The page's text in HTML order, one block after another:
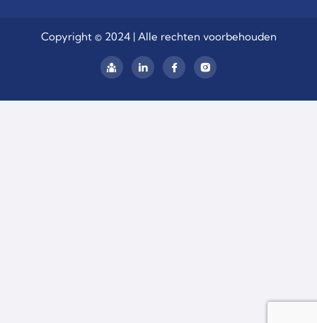
Copyright © 2024 | Alle rechten voorbehouden